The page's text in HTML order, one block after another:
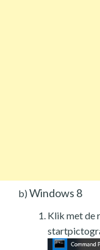
b) Windows 8
Klik met de